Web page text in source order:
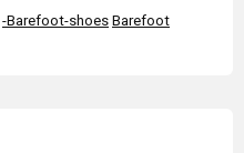
-Barefoot-shoes Barefoot